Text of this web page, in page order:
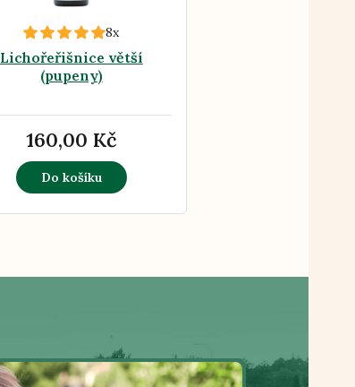
8x
Lichořeřišnice větší
(pupeny)
160,00 Kč
Do košíku